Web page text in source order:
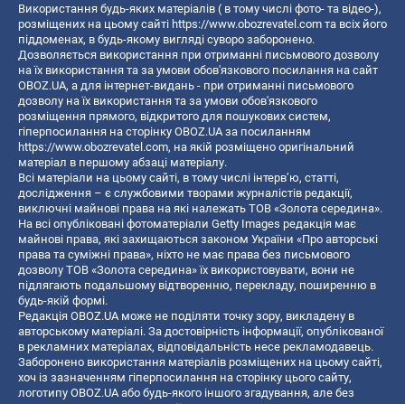
Використання будь-яких матеріалів ( в тому числі фото- та відео-),
розміщених на цьому сайті https://www.obozrevatel.com та всіх його
піддоменах, в будь-якому вигляді суворо заборонено.
Дозволяється використання при отриманні письмового дозволу
на їх використання та за умови обов'язкового посилання на сайт
OBOZ.UA, а для інтернет-видань - при отриманні письмового
дозволу на їх використання та за умови обов'язкового
розміщення прямого, відкритого для пошукових систем,
гіперпосилання на сторінку OBOZ.UA за посиланням
https://www.obozrevatel.com, на якій розміщено оригінальний
матеріал в першому абзаці матеріалу.
Всі матеріали на цьому сайті, в тому числі інтерв’ю, статті,
дослідження – є службовими творами журналістів редакції,
виключні майнові права на які належать ТОВ «Золота середина».
На всі опубліковані фотоматеріали Getty Images редакція має
майнові права, які захищаються законом України «Про авторські
права та суміжні права», ніхто не має права без письмового
дозволу ТОВ «Золота середина» їх використовувати, вони не
підлягають подальшому відтворенню, перекладу, поширенню в
будь-якій формі.
Редакція OBOZ.UA може не поділяти точку зору, викладену в
авторському матеріалі. За достовірність інформації, опублікованої
в рекламних матеріалах, відповідальність несе рекламодавець.
Заборонено використання матеріалів розміщених на цьому сайті,
хоч із зазначенням гіперпосилання на сторінку цього сайту,
логотипу OBOZ.UA або будь-якого іншого згадування, але без